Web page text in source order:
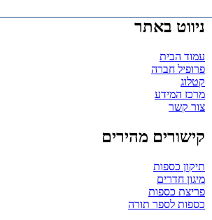
ניווט באתר
עמוד הבית
פרופיל חברה
קטלוג
מרכז המידע
צור קשר
קישורים מהירים
תיקון כספות
מיגון חדרים
פריצת כספות
כספות לספר תורה